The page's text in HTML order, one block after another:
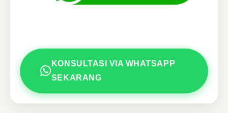
KONSULTASI VIA WHATSAPP
SEKARANG